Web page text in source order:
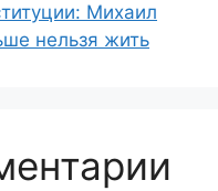
Михаил
нельзя жить